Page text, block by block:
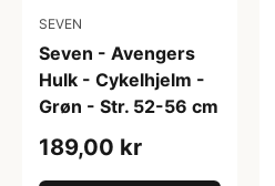
SEVEN
Seven - Avengers
Hulk - Cykelhjelm -
Grøn - Str. 52-56 cm
189,00 kr